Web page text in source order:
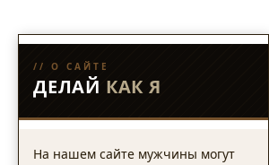
// О САЙТЕ
ДЕЛАЙ КАК Я
На нашем сайте мужчины могут